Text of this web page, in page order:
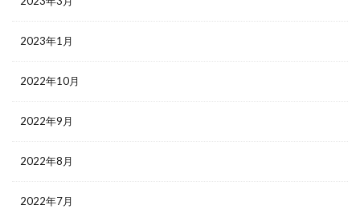
2023年1月
2022年10月
2022年9月
2022年8月
2022年7月